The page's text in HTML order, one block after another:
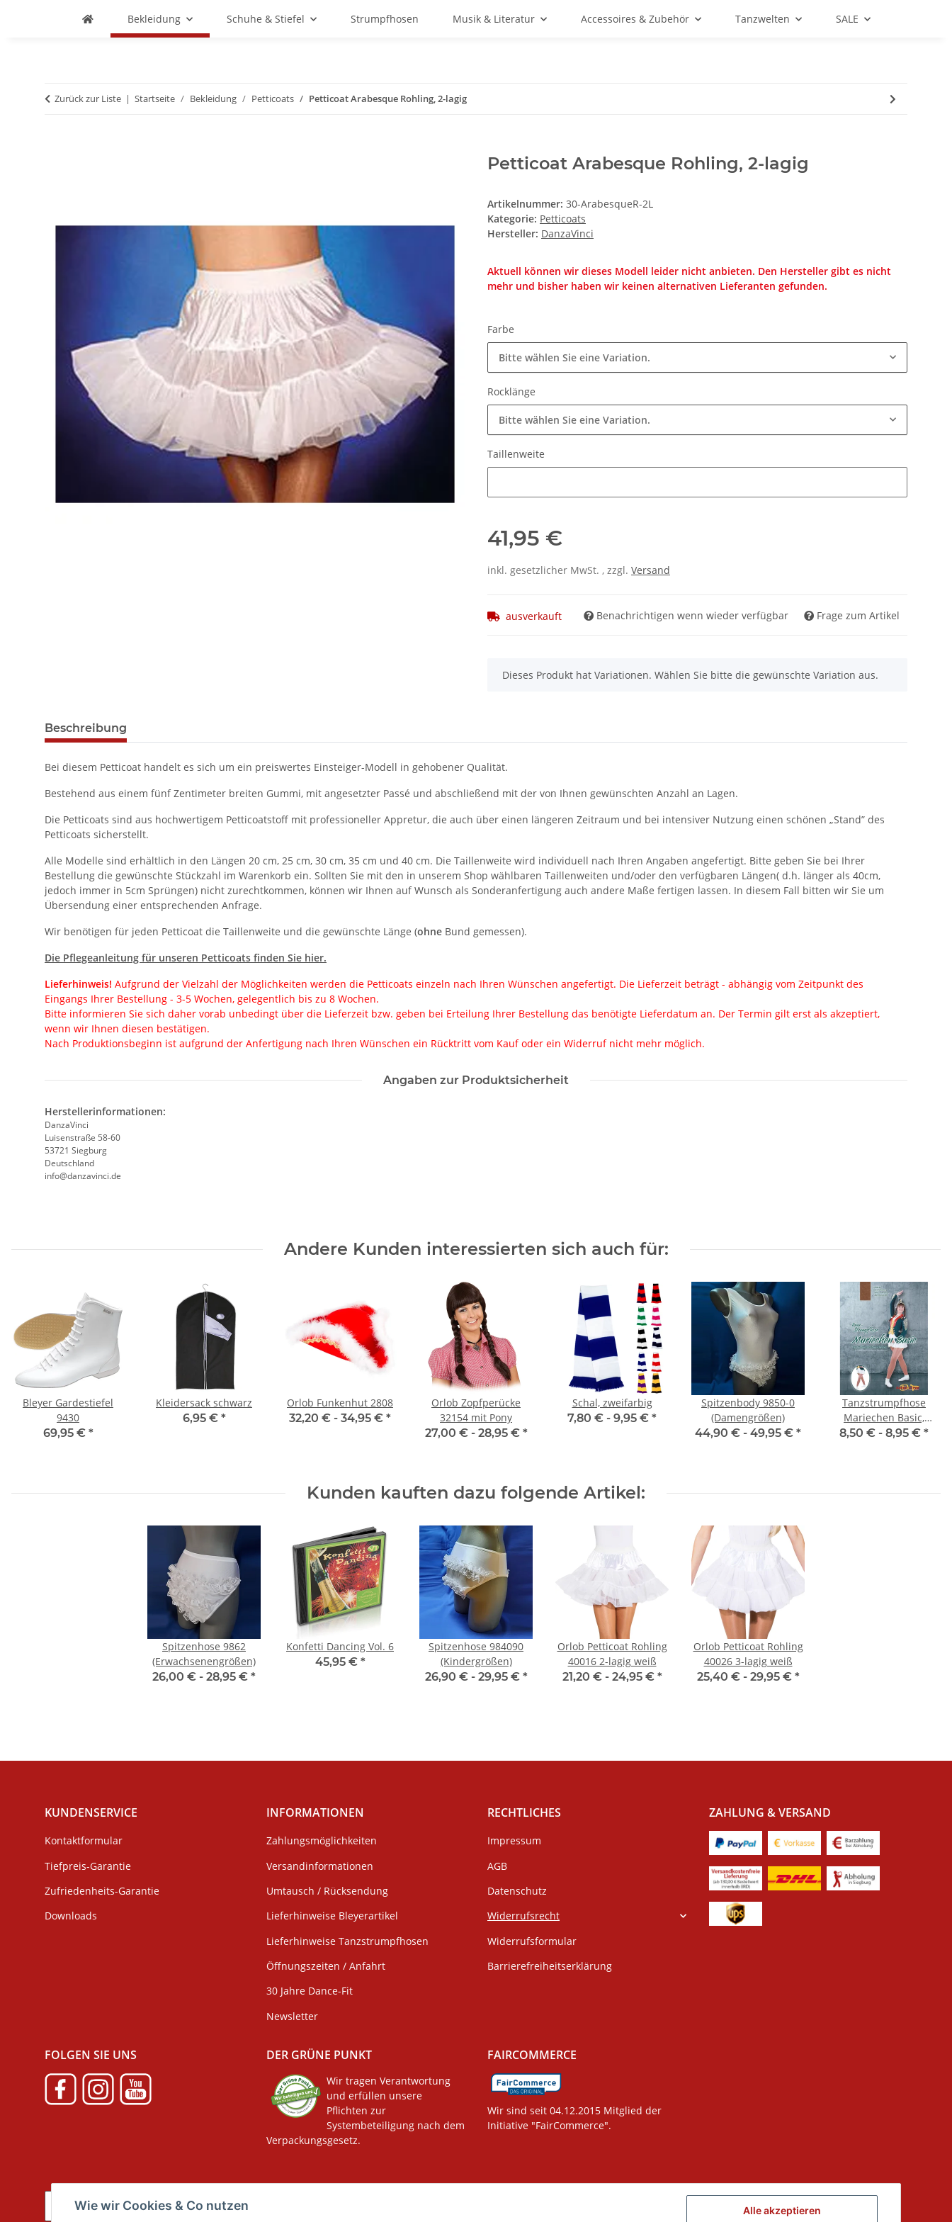
Alle akzeptieren
Wie wir Cookies & Co nutzen
Bekleidung Schuhe & Stiefel Strumpfhosen Musik & Literatur Accessoires & Zubehör Tanzwelten SALE
Zurück zur Liste Startseite Bekleidung Petticoats Petticoat Arabesque Rohling, 2-lagig
Petticoat Arabesque Rohling, 2-lagig
Artikelnummer: 30-ArabesqueR-2L
Kategorie: Petticoats
Hersteller: DanzaVinci
Aktuell können wir dieses Modell leider nicht anbieten. Den Hersteller gibt es nicht
mehr und bisher haben wir keinen alternativen Lieferanten gefunden.
Farbe
Bitte wählen Sie eine Variation.
Rocklänge
Bitte wählen Sie eine Variation.
Taillenweite
41,95 €
inkl. gesetzlicher MwSt. , zzgl. Versand
ausverkauft Benachrichtigen wenn wieder verfügbar Frage zum Artikel
x
Dieses Produkt hat Variationen. Wählen Sie bitte die gewünschte Variation aus.
Beschreibung
Bei diesem Petticoat handelt es sich um ein preiswertes Einsteiger-Modell in gehobener Qualität.
Bestehend aus einem fünf Zentimeter breiten Gummi, mit angesetzter Passé und abschließend mit der von Ihnen gewünschten Anzahl an Lagen.
Die Petticoats sind aus hochwertigem Petticoatstoff mit professioneller Appretur, die auch über einen längeren Zeitraum und bei intensiver Nutzung einen schönen „Stand” des
Petticoats sicherstellt.
Alle Modelle sind erhältlich in den Längen 20 cm, 25 cm, 30 cm, 35 cm und 40 cm. Die Taillenweite wird individuell nach Ihren Angaben angefertigt. Bitte geben Sie bei Ihrer
Bestellung die gewünschte Stückzahl im Warenkorb ein. Sollten Sie mit den in unserem Shop wählbaren Taillenweiten und/oder den verfügbaren Längen( d.h. länger als 40cm,
jedoch immer in 5cm Sprüngen) nicht zurechtkommen, können wir Ihnen auf Wunsch als Sonderanfertigung auch andere Maße fertigen lassen. In diesem Fall bitten wir Sie um
Übersendung einer entsprechenden Anfrage.
Wir benötigen für jeden Petticoat die Taillenweite und die gewünschte Länge (ohne Bund gemessen).
Die Pflegeanleitung für unseren Petticoats finden Sie hier.
Lieferhinweis! Aufgrund der Vielzahl der Möglichkeiten werden die Petticoats einzeln nach Ihren Wünschen angefertigt. Die Lieferzeit beträgt - abhängig vom Zeitpunkt des
Eingangs Ihrer Bestellung - 3-5 Wochen, gelegentlich bis zu 8 Wochen.
Bitte informieren Sie sich daher vorab unbedingt über die Lieferzeit bzw. geben bei Erteilung Ihrer Bestellung das benötigte Lieferdatum an. Der Termin gilt erst als akzeptiert,
wenn wir Ihnen diesen bestätigen.
Nach Produktionsbeginn ist aufgrund der Anfertigung nach Ihren Wünschen ein Rücktritt vom Kauf oder ein Widerruf nicht mehr möglich.
Angaben zur Produktsicherheit
Herstellerinformationen:
DanzaVinci
Luisenstraße 58-60
53721 Siegburg
Deutschland
info@danzavinci.de
Andere Kunden interessierten sich auch für:
Bleyer Gardestiefel
9430
69,95 € *
Kleidersack schwarz
6,95 € *
Orlob Funkenhut 2808
32,20 € - 34,95 € *
Orlob Zopfperücke
32154 mit Pony
27,00 € - 28,95 € *
Schal, zweifarbig
7,80 € - 9,95 € *
Spitzenbody 9850-0
(Damengrößen)
44,90 € - 49,95 € *
Tanzstrumpfhose
Mariechen Basic,
Kinder- &
8,50 € - 8,95 € *
Kunden kauften dazu folgende Artikel:
Spitzenhose 9862
(Erwachsenengrößen)
26,00 € - 28,95 € *
Konfetti Dancing Vol. 6
45,95 € *
Spitzenhose 984090
(Kindergrößen)
26,90 € - 29,95 € *
Orlob Petticoat Rohling
40016 2-lagig weiß
21,20 € - 24,95 € *
Orlob Petticoat Rohling
40026 3-lagig weiß
25,40 € - 29,95 € *
KUNDENSERVICE
Kontaktformular
Tiefpreis-Garantie
Zufriedenheits-Garantie
Downloads
INFORMATIONEN
Zahlungsmöglichkeiten
Versandinformationen
Umtausch / Rücksendung
Lieferhinweise Bleyerartikel
Lieferhinweise Tanzstrumpfhosen
Öffnungszeiten / Anfahrt
30 Jahre Dance-Fit
Newsletter
RECHTLICHES
Impressum
AGB
Datenschutz
Widerrufsrecht
Widerrufsformular
Barrierefreiheitserklärung
ZAHLUNG & VERSAND
FOLGEN SIE UNS DER GRÜNE PUNKT
Wir tragen Verantwortung
und erfüllen unsere
Pflichten zur
Systembeteiligung nach dem
Verpackungsgesetz.
FAIRCOMMERCE
Wir sind seit 04.12.2015 Mitglied der
Initiative "FairCommerce".
Vertrag widerrufen